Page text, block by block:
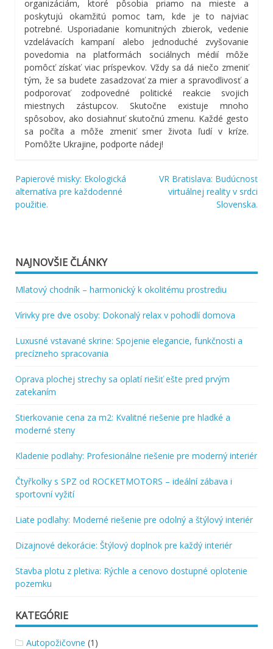
organizáciám, ktoré pôsobia priamo na mieste a
poskytujú okamžitú pomoc tam, kde je to najviac
potrebné. Usporiadanie komunitných zbierok, vedenie
vzdelávacích kampaní alebo jednoduché zvyšovanie
povedomia na platformách sociálnych médií môže
pomôcť získať viac príspevkov. Vždy sa dá niečo zmeniť
tým, že sa budete zasadzovať za mier a spravodlivosť a
podporovať zodpovedné politické reakcie svojich
miestnych zástupcov. Skutočne existuje mnoho
spôsobov, ako dosiahnuť skutočnú zmenu. Každé gesto
sa počíta a môže zmeniť smer života ľudí v kríze.
Pomôžte Ukrajine, podporte nádej!
Navigácia
v
Papierové misky: Ekologická
alternatíva pre každodenné
použitie.
VR Bratislava: Budúcnosť
virtuálnej reality v srdci
Slovenska.
NAJNOVŠIE ČLÁNKY
Mlatový chodník – harmonický k okolitému prostrediu
Vírivky pre dve osoby: Dokonalý relax v pohodlí domova
Luxusné vstavané skrine: Spojenie elegancie, funkčnosti a
precízneho spracovania
Oprava plochej strechy sa oplatí riešiť ešte pred prvým
zatekaním
Stierkovanie cena za m2: Kvalitné riešenie pre hladké a
moderné steny
Kladenie podlahy: Profesionálne riešenie pre moderný interiér
Čtyřkolky s SPZ od ROCKETMOTORS – ideální zábava i
sportovní vyžití
Liate podlahy: Moderné riešenie pre odolný a štýlový interiér
Dizajnové dekorácie: Štýlový doplnok pre každý interiér
Stavba plotu z pletiva: Rýchle a cenovo dostupné oplotenie
pozemku
KATEGÓRIE
Autopožičovne (1)